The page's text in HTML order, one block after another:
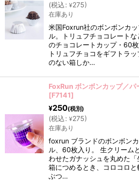
(税込: ¥275)
在庫あり
米国Foxrun社のボンボンカ
ル。トリュフチョコレート
のチョコレートカップ・60
トリュフチョコをギフトラ
のない箱しか…
FoxRun ボンボンカップ／
[F7141]
¥250(税別)
(税込: ¥275)
在庫あり
foxrun ブランドのボンボン
ル、60枚入り。 生クリーム
わせたガナッシュを丸めた
箱につめるとき、コロコロ
ぶつ…